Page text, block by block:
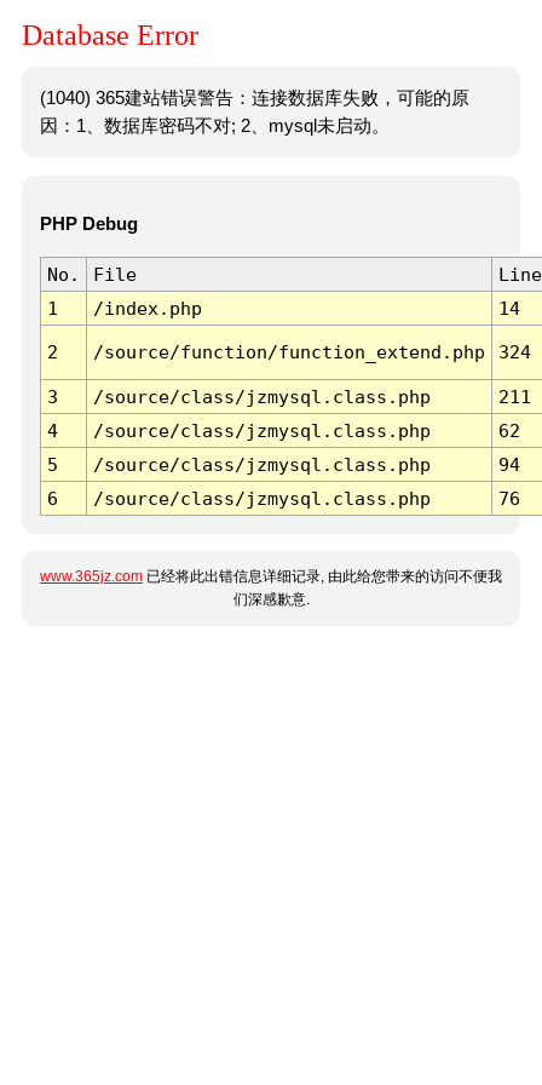
Database Error
(1040) 365建站错误警告：连接数据库失败，可能的原
因：1、数据库密码不对; 2、mysql未启动。
PHP Debug
No. File
Line
1
/index.php 14
2 /source/function/function_extend.php 324
3 /source/class/jzmysql.class.php
211
4
/source/class/jzmysql.class.php
62
5
/source/class/jzmysql.class.php
94
6
/source/class/jzmysql.class.php 76
www.365jz.com 已经将此出错信息详细记录, 由此给您带来的访问不便我
们深感歉意.